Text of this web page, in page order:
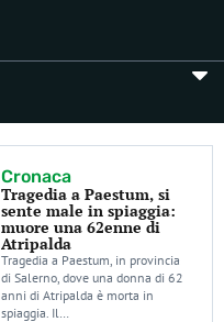
Cronaca
Tragedia a Paestum, si
sente male in spiaggia:
muore una 62enne di
Atripalda
Tragedia a Paestum, in provincia
di Salerno, dove una donna di 62
anni di Atripalda è morta in
spiaggia. Il…